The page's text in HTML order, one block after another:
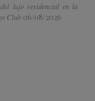
lujo residencial en la
Club 06/08/2026